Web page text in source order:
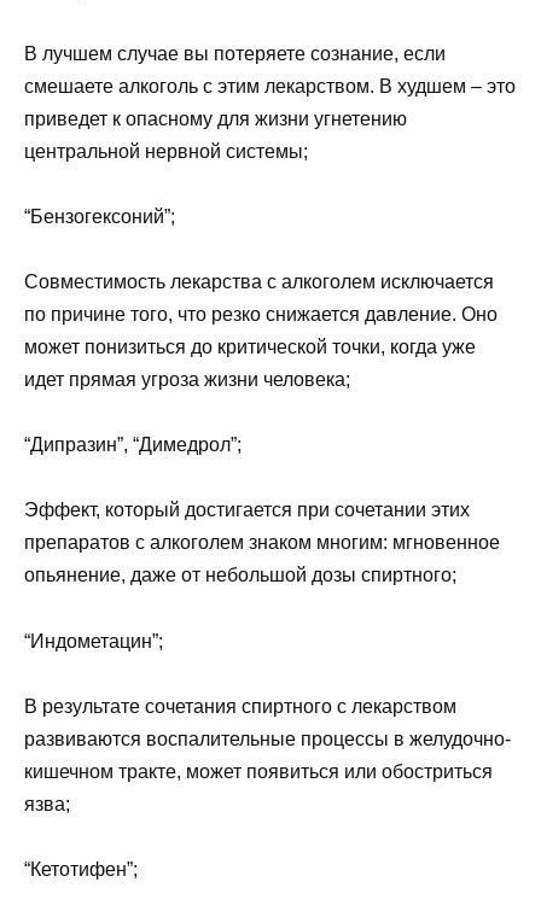
В лучшем случае вы потеряете сознание, если
смешаете алкоголь с этим лекарством. В худшем – это
приведет к опасному для жизни угнетению
центральной нервной системы;
“Бензогексоний”;
Совместимость лекарства с алкоголем исключается
по причине того, что резко снижается давление. Оно
может понизиться до критической точки, когда уже
идет прямая угроза жизни человека;
“Дипразин”, “Димедрол”;
Эффект, который достигается при сочетании этих
препаратов с алкоголем знаком многим: мгновенное
опьянение, даже от небольшой дозы спиртного;
“Индометацин”;
В результате сочетания спиртного с лекарством
развиваются воспалительные процессы в желудочно-
кишечном тракте, может появиться или обостриться
язва;
“Кетотифен”;